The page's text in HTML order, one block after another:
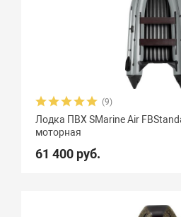
(9)
Лодка ПВХ SMarine Air
моторная
61 400 руб.